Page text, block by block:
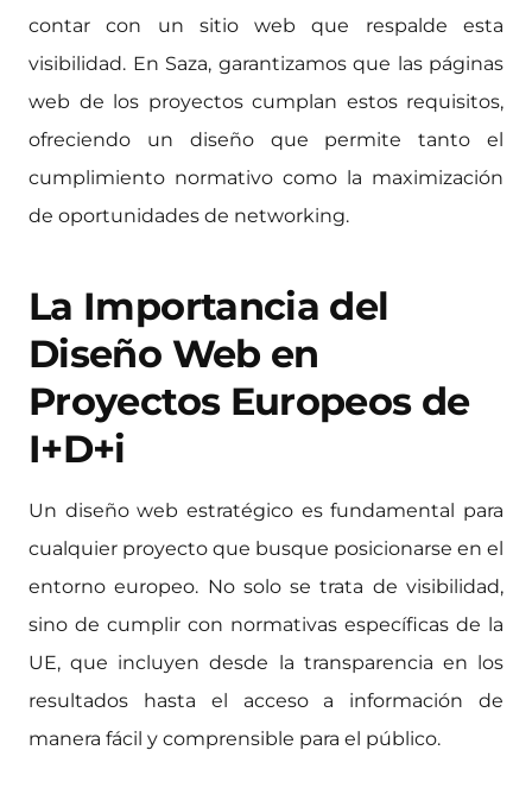
contar con un sitio web que respalde esta
visibilidad. En Saza, garantizamos que las páginas
web de los proyectos cumplan estos requisitos,
ofreciendo un diseño que permite tanto el
cumplimiento normativo como la maximización
de oportunidades de networking.
La Importancia del
Diseño Web en
Proyectos Europeos de
I+D+i
Un diseño web estratégico es fundamental para
cualquier proyecto que busque posicionarse en el
entorno europeo. No solo se trata de visibilidad,
sino de cumplir con normativas específicas de la
UE, que incluyen desde la transparencia en los
resultados hasta el acceso a información de
manera fácil y comprensible para el público.